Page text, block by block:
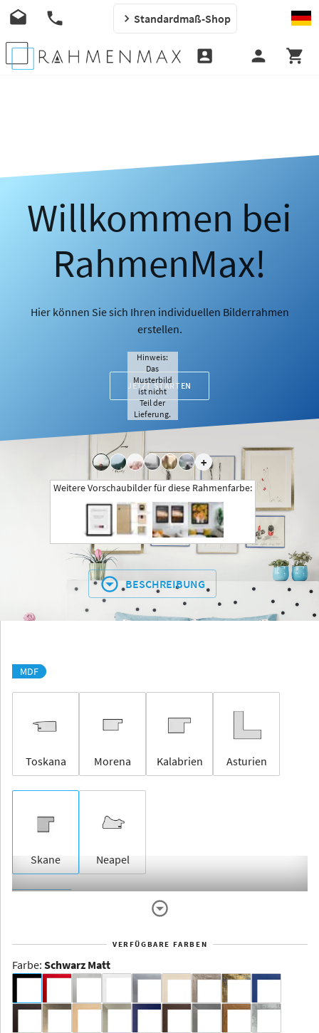
Standardmaß-Shop
Willkommen bei
RahmenMax!
Hier können Sie sich Ihren individuellen Bilderrahmen
erstellen.
JETZT STARTEN
+
Hinweis:
Das
Musterbild
ist nicht
Teil der
Lieferung.
Weitere Vorschaubilder für diese Rahmenfarbe:
BESCHREIBUNG
MDF
Toskana Morena Kalabrien Asturien
Skane Neapel
Rahmenloser
Bildhalter
VERFÜGBARE FARBEN
Farbe: Schwarz Matt